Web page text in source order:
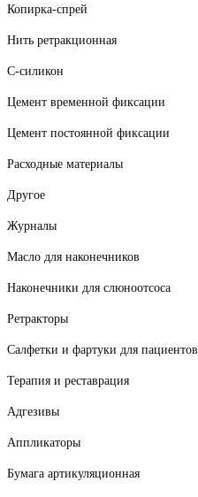
Копирка-спрей
Нить ретракционная
С-силикон
Цемент временной фиксации
Цемент постоянной фиксации
Расходные материалы
Другое
Журналы
Масло для наконечников
Наконечники для слюноотсоса
Ретракторы
Салфетки и фартуки для пациентов
Терапия и реставрация
Адгезивы
Аппликаторы
Бумага артикуляционная